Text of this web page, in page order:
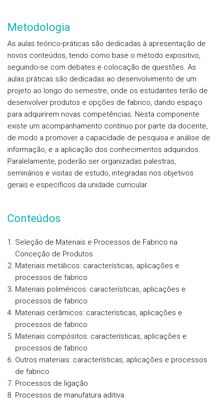
Metodologia
As aulas teórico-práticas são dedicadas à apresentação de
novos conteúdos, tendo como base o método expositivo,
seguindo-se com debates e colocação de questões. As
aulas práticas são dedicadas ao desenvolvimento de um
projeto ao longo do semestre, onde os estudantes terão de
desenvolver produtos e opções de fabrico, dando espaço
para adquirirem novas competências. Nesta componente
existe um acompanhamento contínuo por parte da docente,
de modo a promover a capacidade de pesquisa e análise de
informação, e a aplicação dos conhecimentos adquiridos.
Paralelamente, poderão ser organizadas palestras,
seminários e visitas de estudo, integradas nos objetivos
gerais e específicos da unidade curricular.
Conteúdos
Seleção de Materiais e Processos de Fabrico na
Conceção de Produtos
Materiais metálicos: características, aplicações e
processos de fabrico
Materiais poliméricos: características, aplicações e
processos de fabrico
Materiais cerâmicos: características, aplicações e
processos de fabrico
Materiais compósitos: características, aplicações e
processos de fabrico
Outros materiais: características, aplicações e processos
de fabrico
Processos de ligação
Processos de manufatura aditiva